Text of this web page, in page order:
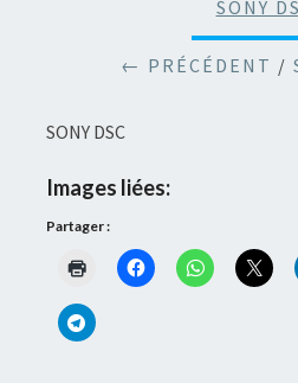
SONY
← PRÉCÉDENT /
SONY DSC
Images liées:
Partager :